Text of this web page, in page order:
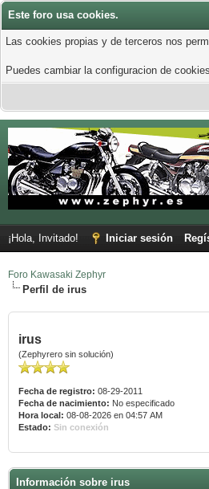
Este foro usa cookies.
Las cookies propias y de terceros nos
Puedes cambiar la configuracion de
¡Hola, Invitado! Iniciar sesión
Foro Kawasaki Zephyr
Perfil de irus
irus
(Zephyrero sin solución)
Fecha de registro: 08-29-2011
Fecha de nacimiento: No especificado
Hora local: 08-08-2026 en 04:57 AM
Estado: Sin conexión
Información sobre irus